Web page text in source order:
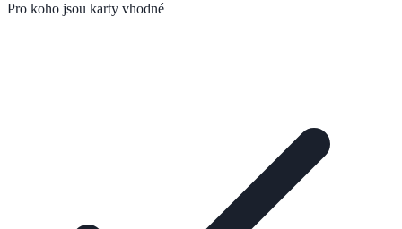
Pro koho jsou karty vhodné